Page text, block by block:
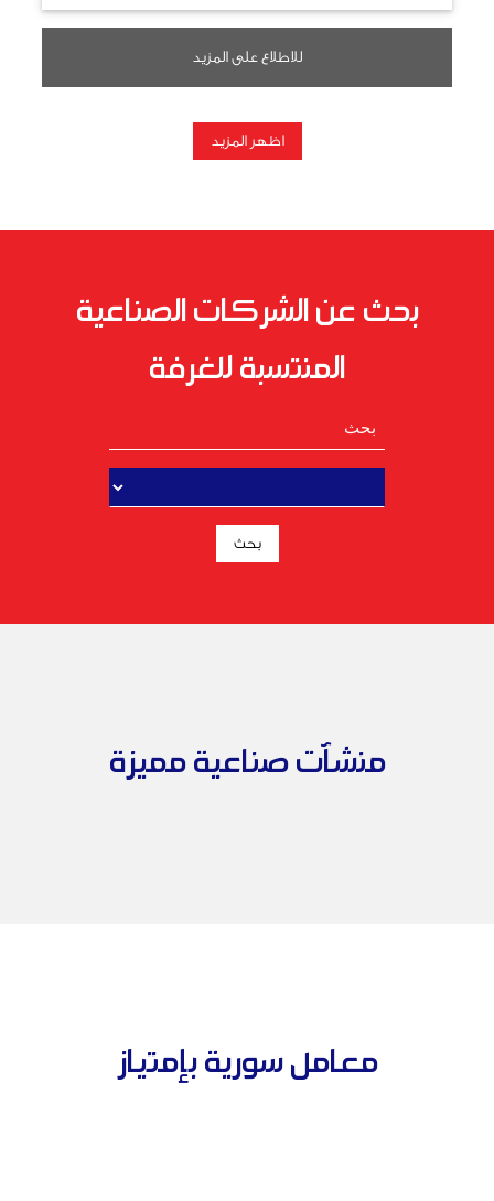
للاطلاع على المزيد
اظهر المزيد
بحث عن الشركات الصناعية
المنتسبة للغرفة
منشآت صناعية مميزة
معامل سورية بإمتياز